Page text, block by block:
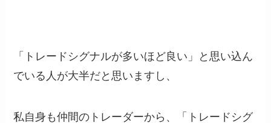
「トレードシグナルが多いほど良い」と思い込ん
でいる人が大半だと思いますし、
私自身も仲間のトレーダーから、「トレードシグ